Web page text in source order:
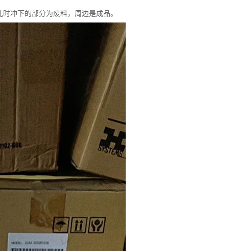
冲下的部分为废料，周边是成品。